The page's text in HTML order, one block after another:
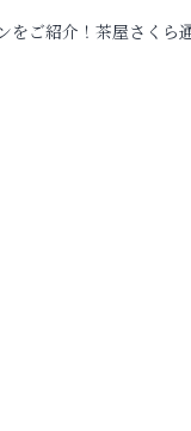
をご紹介！茶屋さくら